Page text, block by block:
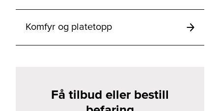
Komfyr og platetopp
Få tilbud eller bestill